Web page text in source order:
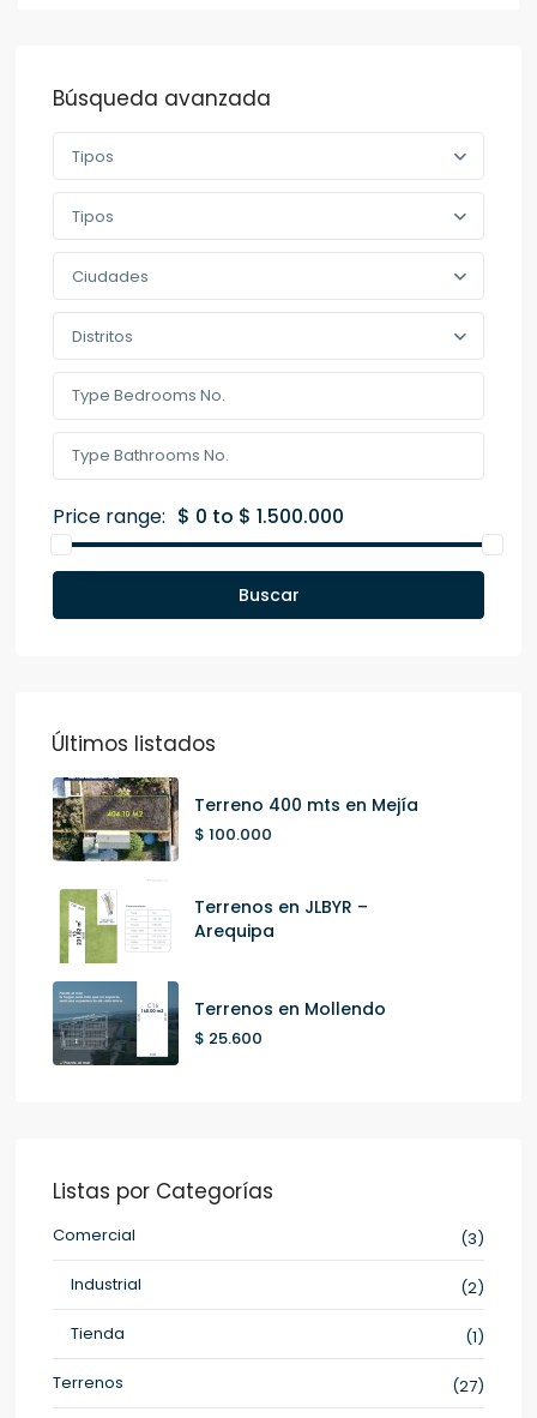
Búsqueda avanzada
Tipos
Tipos
Ciudades
Distritos
Price range: $ 0 to $ 1.500.000
Buscar
Últimos listados
Terreno 400 mts en Mejía
$ 100.000
Terrenos en JLBYR –
Arequipa
Terrenos en Mollendo
$ 25.600
Listas por Categorías
Comercial
(3)
Industrial
(2)
Tienda
(1)
Terrenos
(27)